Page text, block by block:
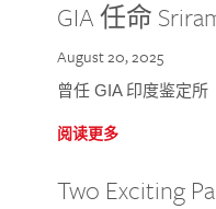
GIA 任命
August 20, 2025
曾任 GIA 印度鉴定所
阅读更多
Two Exciting